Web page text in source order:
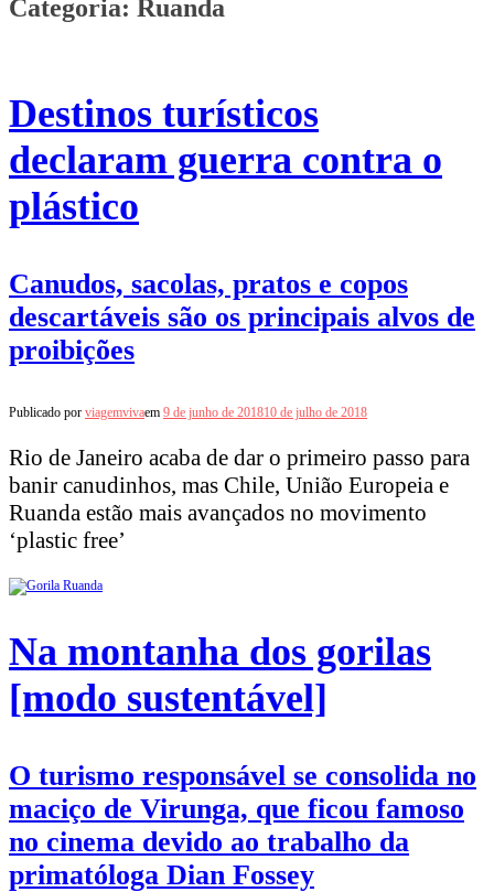
Categoria: Ruanda
Destinos turísticos
declaram guerra contra o
plástico
Canudos, sacolas, pratos e copos
descartáveis são os principais alvos de
proibições
Publicado por viagemvivaem 9 de junho de 201810 de julho de 2018
Rio de Janeiro acaba de dar o primeiro passo para
banir canudinhos, mas Chile, União Europeia e
Ruanda estão mais avançados no movimento
‘plastic free’
Na montanha dos gorilas
[modo sustentável]
O turismo responsável se consolida no
maciço de Virunga, que ficou famoso
no cinema devido ao trabalho da
primatóloga Dian Fossey